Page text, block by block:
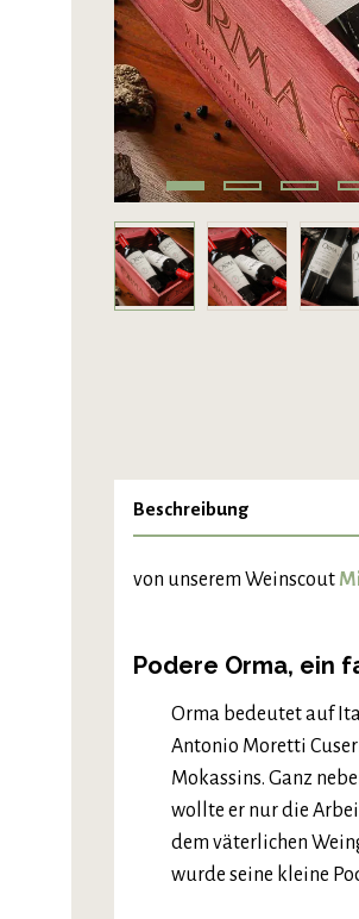
Beschreibung
von unserem Weinscout
Podere Orma, ein
Orma bedeutet auf
Antonio Moretti
Mokassins. Ganz
wollte er nur die
dem väterlichen
wurde seine kleine